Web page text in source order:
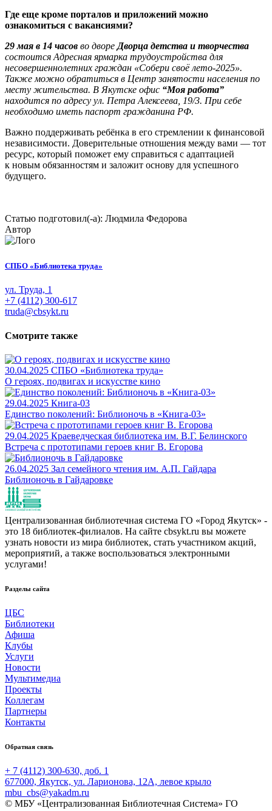
Где еще кроме порталов и приложений можно
ознакомиться с вакансиями?
29 мая в 14 часов во дворе Дворца детства и творчества
состоится Адресная ярмарка трудоустройства для
несовершеннолетних граждан «Собери своё лето-2025».
Также можно обратиться в Центр занятости населения по
месту жительства. В Якутске офис “Моя работа”
находится по адресу ул. Петра Алексеева, 19/3. При себе
необходимо иметь паспорт гражданина РФ.
Важно поддерживать ребёнка в его стремлении к финансовой
независимости. Доверительные отношения между вами — тот
ресурс, который поможет ему справиться с адаптацией
к новым обязанностям и заложит основу для успешного
будущего.
Статью подготовил(-а): Людмила Федорова
Автор
СПБО «Библиотека труда»
ул. Труда, 1
+7 (4112) 300-617
truda@cbsykt.ru
Смотрите также
30.04.2025 СПБО «Библиотека труда»
О героях, подвигах и искусстве кино
29.04.2025 Книга-03
Единство поколений: Библионочь в «Книга-03»
29.04.2025 Краеведческая библиотека им. В.Г. Белинского
Встреча с прототипами героев книг В. Егорова
26.04.2025 Зал семейного чтения им. А.П. Гайдара
Библионочь в Гайдаровке
Централизованная библиотечная система ГО «Город Якутск» -
это 18 библиотек-филиалов. На сайте cbsykt.ru вы можете
узнать новости из мира библиотек, стать участником акций,
мероприятий, а также воспользоваться электронными
услугами!
Разделы сайта
ЦБС
Библиотеки
Афиша
Клубы
Услуги
Новости
Мультимедиа
Проекты
Коллегам
Партнеры
Контакты
Обратная связь
+ 7 (4112) 300-630, доб. 1
677000, Якутск, ул. Ларионова, 12А, левое крыло
mbu_cbs@yakadm.ru
© МБУ «Централизованная Библиотечная Система» ГО